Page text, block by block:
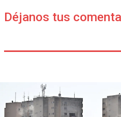
Déjanos tus